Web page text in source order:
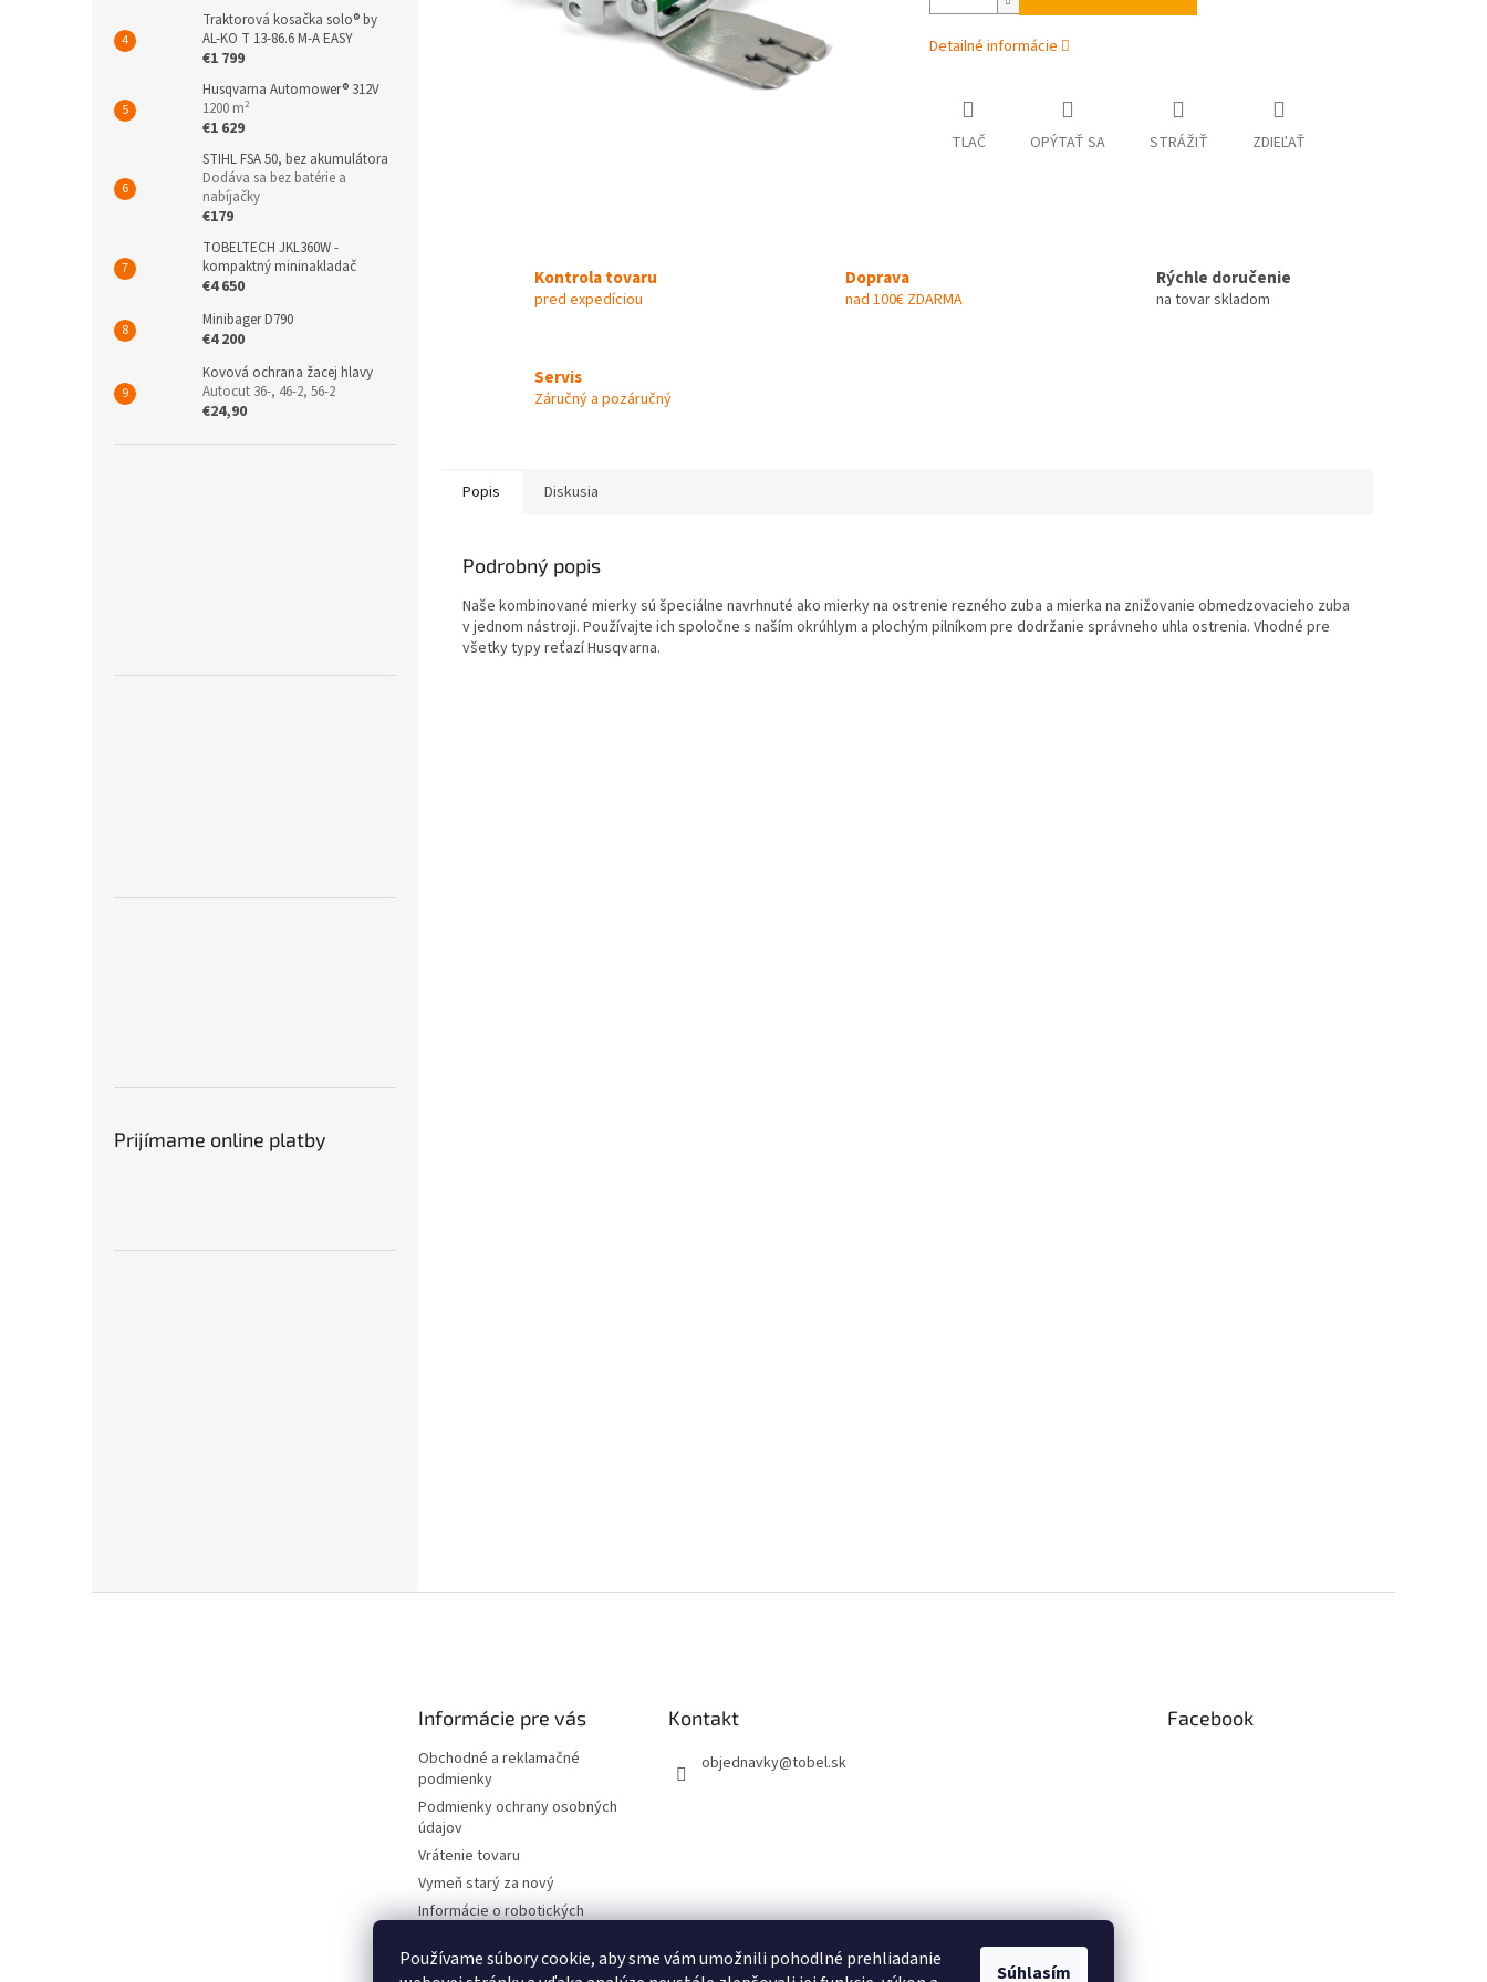
Používame súbory cookie, aby sme vám umožnili pohodlné prehliadanie
Súhlasím
Traktorová kosačka solo® by
AL-KO T 13-86.6 M-A EASY
€1 799
Husqvarna Automower® 312V
1200 m²
€1 629
STIHL FSA 50, bez akumulátora
Dodáva sa bez batérie a
nabíjačky
€179
TOBELTECH JKL360W -
kompaktný mininakladač
€4 650
Minibager D790
€4 200
Kovová ochrana žacej hlavy
Autocut 36-, 46-2, 56-2
€24,90
Prijímame online platby
Detailné informácie
TLAČ OPÝTAŤ SA STRÁŽIŤ ZDIEĽAŤ
Kontrola tovaru
pred expedíciou
Doprava
nad 100€ ZDARMA
Rýchle doručenie
na tovar skladom
Servis
Záručný a pozáručný
Popis Diskusia
Podrobný popis
Naše kombinované mierky sú špeciálne navrhnuté ako mierky na ostrenie rezného zuba a mierka na znižovanie obmedzovacieho zuba
v jednom nástroji. Používajte ich spoločne s naším okrúhlym a plochým pilníkom pre dodržanie správneho uhla ostrenia. Vhodné pre
všetky typy reťazí Husqvarna.
Informácie pre vás
Obchodné a reklamačné
podmienky
Podmienky ochrany osobných
údajov
Vrátenie tovaru
Vymeň starý za nový
Informácie o robotických
Požičovňa - Technické
Kontakt
objednavky@tobel.sk
Facebook